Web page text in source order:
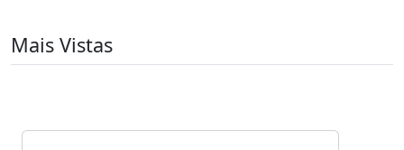
Mais Vistas